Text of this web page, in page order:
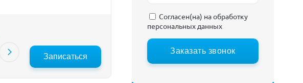
15:00 15:30 16:00
Записаться
Согласен(на) наобработку
персональных данных
Заказать звонок